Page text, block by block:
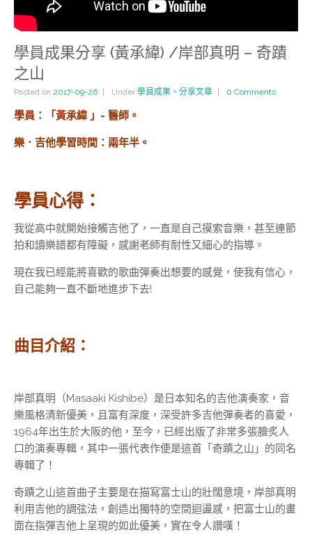
學員成果分享 (黃承緯) /岸部真明 – 奇蹟
之山
Posted on 2017-09-26 Under 學員成果、分享文章 0 Comments
學員：「黃承緯 」- 醫師。
樂．吉他學習時間：兩年半。
學員心得：
我從高中就開始接觸吉他了，一直是自己摸索音樂，甚至連節
拍和讀樂譜都有障礙，感謝老師有耐性又細心的指導。
現在我已經能將喜歡的歌曲彈奏出想要的感覺，使我有信心，
自己能夠一直不斷地進步下去!
曲目介紹：
岸部真明（Masaaki Kishibe）是日本知名的吉他演奏家，音
樂風格清新優美，且富有深度，深受許多吉他彈奏者的喜愛，
1964年出生於大阪的他，至今，已經出版了非常多張膾炙人
口的演奏專輯，其中一張代表作便是這首「奇蹟之山」的同名
專輯了！
奇蹟之山這首曲子主要是在描寫富士山的壯闊意境，岸部真明
利用吉他的調弦法，創造出獨特的空間迴盪感，把富士山的畫
面在指彈吉他上呈現的如此優美，實在令人讚嘆！